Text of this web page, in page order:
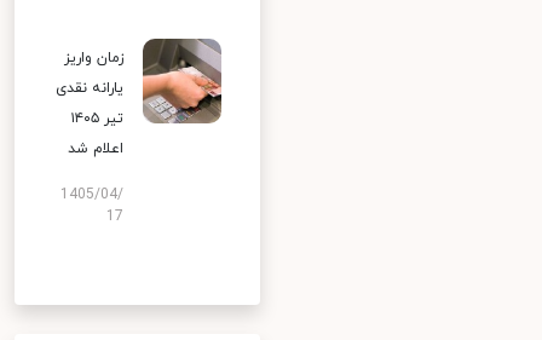
زمان واریز
یارانه نقدی
تیر ۱۴۰۵
اعلام شد
1405/04/
17